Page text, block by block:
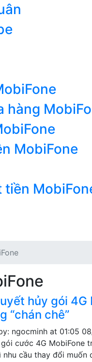
hàng
MobiFone
tiền
hủy gói 4G
“chán chê”
ngocminh at 01:05
cước 4G MobiFone
nhu cầu thay đổi muốn